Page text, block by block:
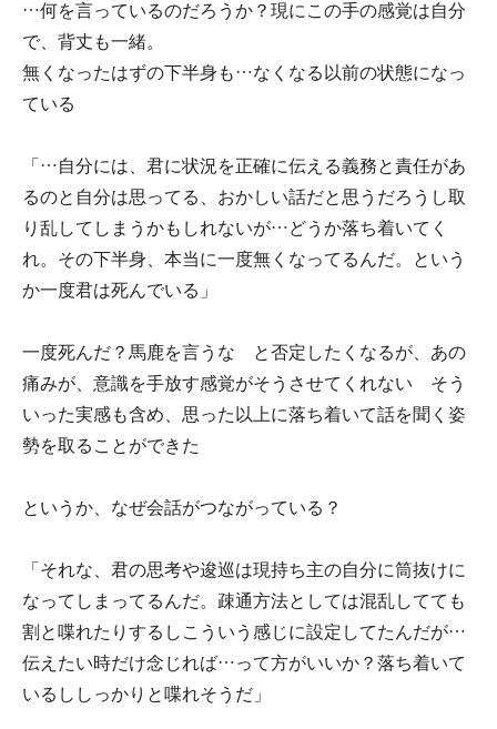
…何を言っているのだろうか？現にこの手の感覚は自分
で、背丈も一緒。
無くなったはずの下半身も…なくなる以前の状態になっ
ている
「…自分には、君に状況を正確に伝える義務と責任があ
るのと自分は思ってる、おかしい話だと思うだろうし取
り乱してしまうかもしれないが…どうか落ち着いてく
れ。その下半身、本当に一度無くなってるんだ。という
か一度君は死んでいる」
一度死んだ？馬鹿を言うな と否定したくなるが、あの
痛みが、意識を手放す感覚がそうさせてくれない そう
いった実感も含め、思った以上に落ち着いて話を聞く姿
勢を取ることができた
というか、なぜ会話がつながっている？
「それな、君の思考や逡巡は現持ち主の自分に筒抜けに
なってしまってるんだ。疎通方法としては混乱してても
割と喋れたりするしこういう感じに設定してたんだが…
伝えたい時だけ念じれば…って方がいいか？落ち着いて
いるししっかりと喋れそうだ」